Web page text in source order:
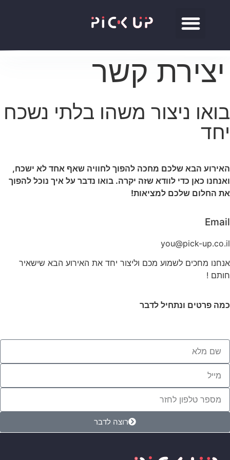
יצירת קשר
בואו ניצור משהו בלתי נשכח
יחד
האירוע הבא שלכם מחכה להפוך לחוויה שאף אחד לא ישכח,
ואנחנו כאן כדי לוודא שזה יקרה. בואו נדבר על איך נוכל להפוך
את החלום שלכם למציאות!
Email
you@pick-up.co.il
אנחנו מחכים לשמוע מכם וליצור יחד את האירוע הבא שישאיר
חותם !
כמה פרטים ונתחיל לדבר
רוצה לדבר